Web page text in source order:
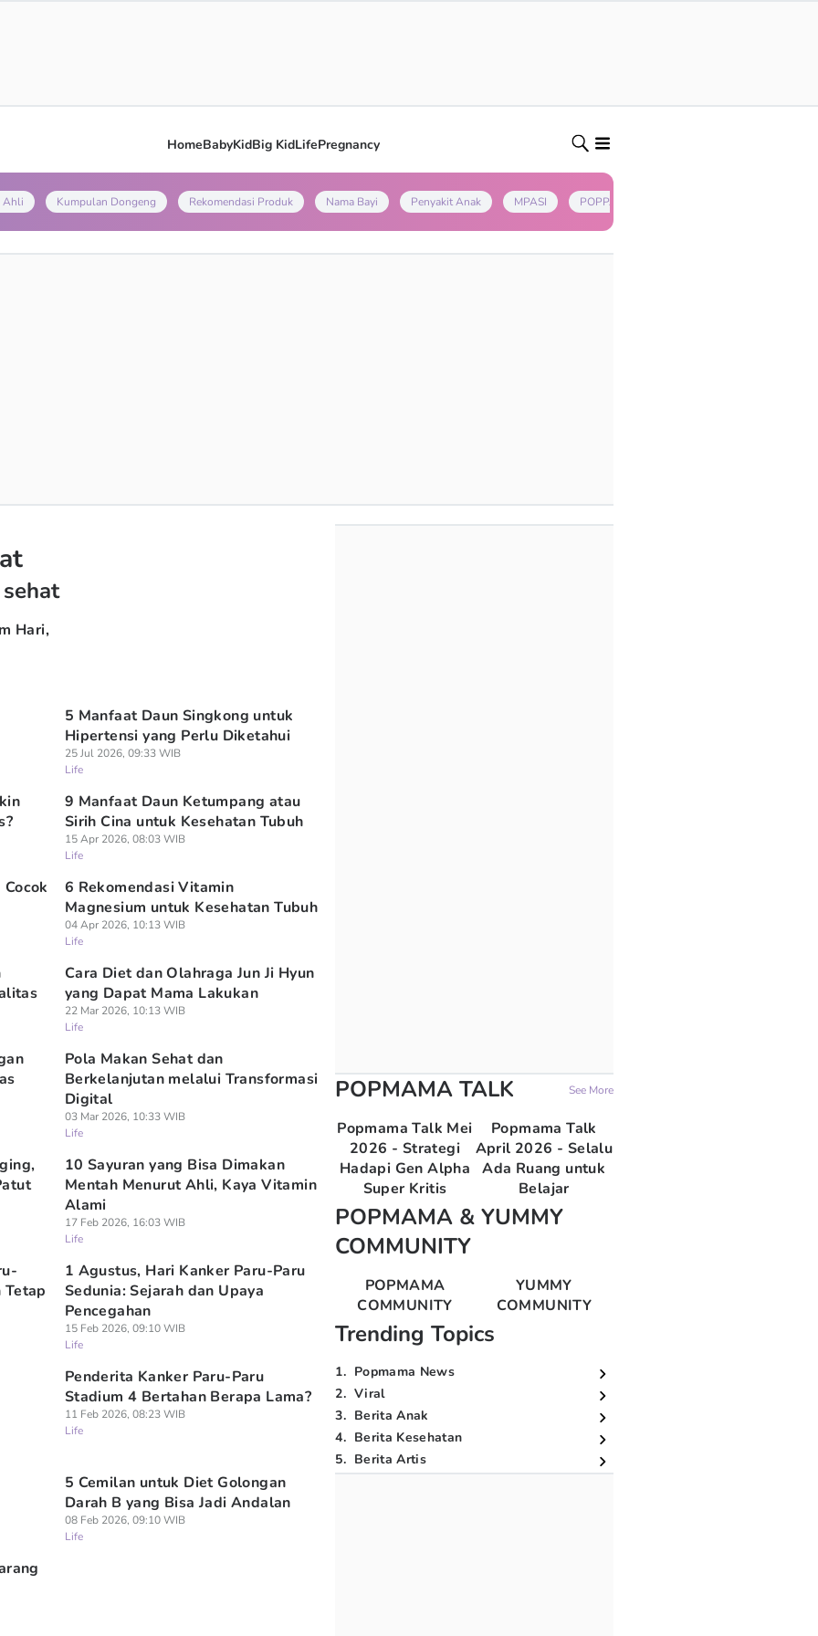
HomeBabyKidBig KidLifePregnancy
Ahli Kumpulan Dongeng Rekomendasi Produk Nama Bayi Penyakit Anak MPASI POPPAPA
Hari,
5 Manfaat Daun Singkong untuk
Hipertensi yang Perlu Diketahui
25 Jul 2026, 09:33 WIB
Life
9 Manfaat Daun Ketumpang atau
Sirih Cina untuk Kesehatan Tubuh
15 Apr 2026, 08:03 WIB
Life
6 Rekomendasi Vitamin
Magnesium untuk Kesehatan Tubuh
04 Apr 2026, 10:13 WIB
Life
Cara Diet dan Olahraga Jun Ji Hyun
yang Dapat Mama Lakukan
22 Mar 2026, 10:13 WIB
Life
Pola Makan Sehat dan
Berkelanjutan melalui Transformasi
Digital
03 Mar 2026, 10:33 WIB
Life
10 Sayuran yang Bisa Dimakan
Mentah Menurut Ahli, Kaya Vitamin
Alami
17 Feb 2026, 16:03 WIB
Life
Tetap
1 Agustus, Hari Kanker Paru-Paru
Sedunia: Sejarah dan Upaya
Pencegahan
15 Feb 2026, 09:10 WIB
Life
Penderita Kanker Paru-Paru
Stadium 4 Bertahan Berapa Lama?
11 Feb 2026, 08:23 WIB
Life
5 Cemilan untuk Diet Golongan
Darah B yang Bisa Jadi Andalan
08 Feb 2026, 09:10 WIB
Life
POPMAMA TALK See More
Popmama Talk Mei
2026 - Strategi
Hadapi Gen Alpha
Super Kritis
Popmama Talk
April 2026 - Selalu
Ada Ruang untuk
Belajar
POPMAMA & YUMMY
COMMUNITY
POPMAMA
COMMUNITY
YUMMY
COMMUNITY
Trending Topics
1. Popmama News
2. Viral
3. Berita Anak
4. Berita Kesehatan
5. Berita Artis